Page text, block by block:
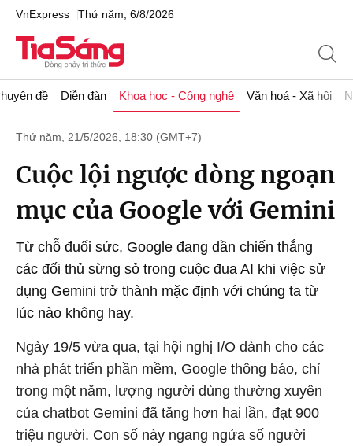
VnExpress Thứ năm, 6/8/2026
đề Diễn đàn Khoa học - Công nghệ Văn hoá - Xã hội
Thứ năm, 21/5/2026, 18:30 (GMT+7)
Cuộc lội ngược dòng ngoạn
mục của Google với Gemini
Từ chỗ đuối sức, Google đang dần chiến thắng
các đối thủ sừng sỏ trong cuộc đua AI khi việc sử
dụng Gemini trở thành mặc định với chúng ta từ
lúc nào không hay.
Ngày 19/5 vừa qua, tại hội nghị I/O dành cho các
nhà phát triển phần mềm, Google thông báo, chỉ
trong một năm, lượng người dùng thường xuyên
của chatbot Gemini đã tăng hơn hai lần, đạt 900
triệu người. Con số này ngang ngửa số người